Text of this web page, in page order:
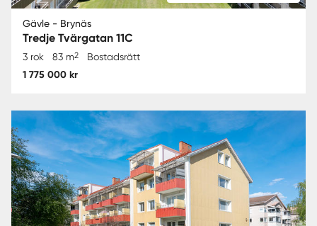
Gävle - Brynäs
Tredje Tvärgatan 11C
3 rok 83 m2 Bostadsrätt
1 775 000 kr